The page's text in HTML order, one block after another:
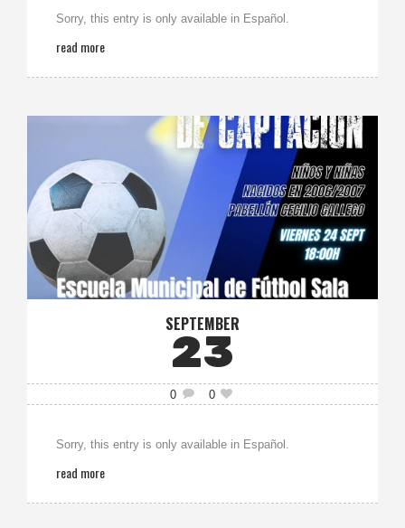
Sorry, this entry is only available in Español.
read more
SEPTEMBER
23
0 0
Sorry, this entry is only available in Español.
read more